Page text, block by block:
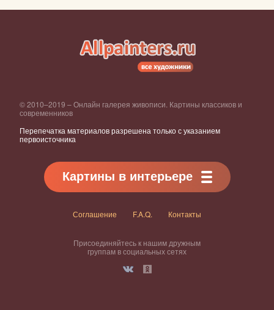
© 2010–2019 – Онлайн галерея живописи. Картины классиков и
современников
Перепечатка материалов разрешена только с указанием
первоисточника
Картины в интерьере
Соглашение F.A.Q. Контакты
Присоединяйтесь к нашим дружным
группам в социальных сетях